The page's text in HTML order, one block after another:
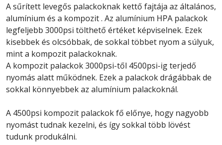
A sűrített levegős palackoknak kettő fajtája az általános,
alumínium és a kompozit . Az alumínium HPA palackok
legfeljebb 3000psi tölthető értéket képviselnek. Ezek
kisebbek és olcsóbbak, de sokkal többet nyom a súlyuk,
mint a kompozit palackoknak.
A kompozit palackok 3000psi-től 4500psi-ig terjedő
nyomás alatt működnek. Ezek a palackok drágábbak de
sokkal könnyebbek az alumínium palackoknál.
A 4500psi kompozit palackok fő előnye, hogy nagyobb
nyomást tudnak kezelni, és így sokkal több lövést
tudunk produkálni.